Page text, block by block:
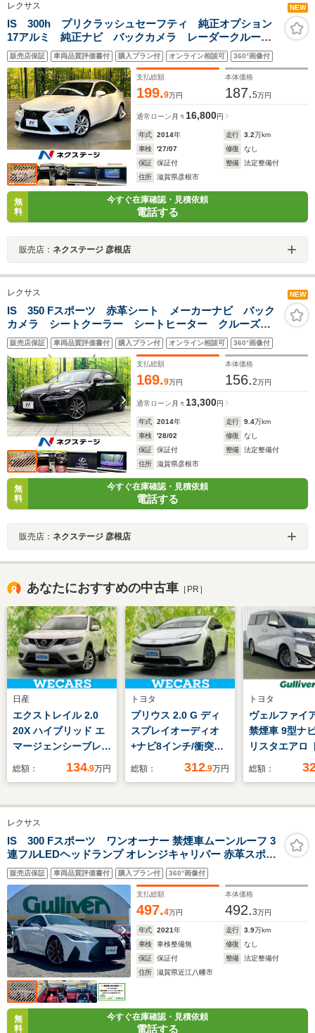
レクサス NEW
IS 300h プリクラッシュセーフティ 純正オプション
17アルミ 純正ナビ バックカメラ レーダークルー
ズ シートヒーター パワーシート ハーフレザー
LEDヘッド スマートキー 革巻きステリング 禁煙車
販売店保証 車両品質評価書付 購入プラン付 オンライン相談可 360°画像付
支払総額
199.9万円
本体価格
187.5万円
通常ローン 月々 16,800円
年式 2014年 走行 3.2万km
車検
'27/07 修復
なし
保証
保証付 整備
法定整備付
住所
滋賀県彦根市
無
料
今すぐ在庫確認・見積依頼
電話する
販売店： ネクステージ 彦根店
レクサス NEW
IS 350 Fスポーツ 赤革シート メーカーナビ バック
カメラ シートクーラー シートヒーター クルーズコ
ントロール パワーシート LEDヘッド 純正18アル
ミ ETC Bluetooth 禁煙車
販売店保証 車両品質評価書付 購入プラン付 オンライン相談可 360°画像付
支払総額
169.9万円
本体価格
156.2万円
通常ローン 月々 13,300円
年式 2014年 走行 9.4万km
車検
'28/02 修復
なし
保証
保証付 整備
法定整備付
住所
滋賀県彦根市
無
料
今すぐ在庫確認・見積依頼
電話する
販売店： ネクステージ 彦根店
あなたにおすすめの中古車 ［PR］
日産
エクストレイル 2.0
20X ハイブリッド エ
マージェンシーブレー
キパッケージ 4WD 新
トヒーター/アラウン
ドビューモニター/車
線逸脱防止支援システ
ム/電動バックドア/ド
ライブレコーダー 前
後/ヘッドランプ HID
総額： 134.9万円
トヨタ
プリウス 2.0 G ディ
スプレイオーディオ
+ナビ8インチ/衝突安
全装置/シートヒータ
逸脱防止支援システ
ー 前後/ヘッドランプ
LED
総額： 312.9万円
トヨタ
ヴェルファイ
禁煙車 9型ナ
リスタエアロ
総額：
レクサス
IS 300 Fスポーツ ワンオーナー 禁煙車ムーンルーフ 3
連フルLEDヘッドランプ オレンジキャリパー 赤革スポー
ツシート パノラミックビューモニター 当店買取 純正
10.3型ナビ
販売店保証 車両品質評価書付 購入プラン付 360°画像付
支払総額
497.4万円
本体価格
492.3万円
年式 2021年 走行 3.9万km
車検
車検整備無 修復
なし
保証
保証付 整備
法定整備付
住所
滋賀県近江八幡市
無
料
今すぐ在庫確認・見積依頼
電話する